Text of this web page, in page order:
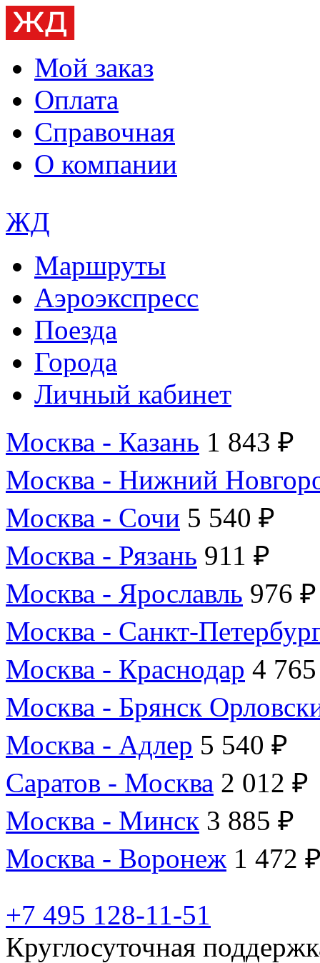
Мой заказ
Оплата
Справочная
О компании
ЖД
Маршруты
Аэроэкспресс
Поезда
Города
Личный кабинет
Москва - Казань 1 843 ₽
Москва - Нижний
Москва - Сочи 5 540 ₽
Москва - Рязань 911 ₽
Москва - Ярославль 976 ₽
Москва - Санкт-
Москва - Краснодар 4
Москва - Брянск
Москва - Адлер 5 540 ₽
Саратов - Москва 2 012 ₽
Москва - Минск 3 885 ₽
Москва - Воронеж 1 472
+7 495 128-11-51
Круглосуточная